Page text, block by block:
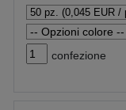
confezione